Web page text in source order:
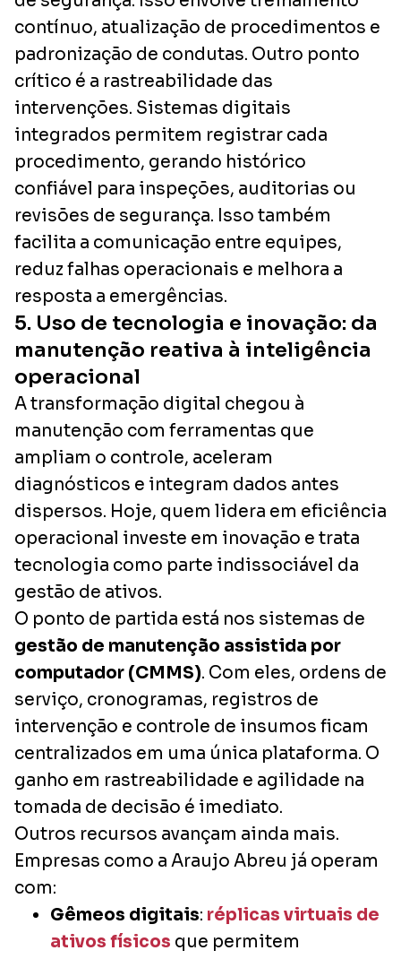
contínuo, atualização de procedimentos e
padronização de condutas. Outro ponto
crítico é a rastreabilidade das
intervenções. Sistemas digitais
integrados permitem registrar cada
procedimento, gerando histórico
confiável para inspeções, auditorias ou
revisões de segurança. Isso também
facilita a comunicação entre equipes,
reduz falhas operacionais e melhora a
resposta a emergências.
5. Uso de tecnologia e inovação: da
manutenção reativa à inteligência
operacional
A transformação digital chegou à
manutenção com ferramentas que
ampliam o controle, aceleram
diagnósticos e integram dados antes
dispersos. Hoje, quem lidera em eficiência
operacional investe em inovação e trata
tecnologia como parte indissociável da
gestão de ativos.
O ponto de partida está nos sistemas de
gestão de manutenção assistida por
computador (CMMS). Com eles, ordens de
serviço, cronogramas, registros de
intervenção e controle de insumos ficam
centralizados em uma única plataforma. O
ganho em rastreabilidade e agilidade na
tomada de decisão é imediato.
Outros recursos avançam ainda mais.
Empresas como a Araujo Abreu já operam
com:
Gêmeos digitais: réplicas virtuais de
ativos físicos que permitem